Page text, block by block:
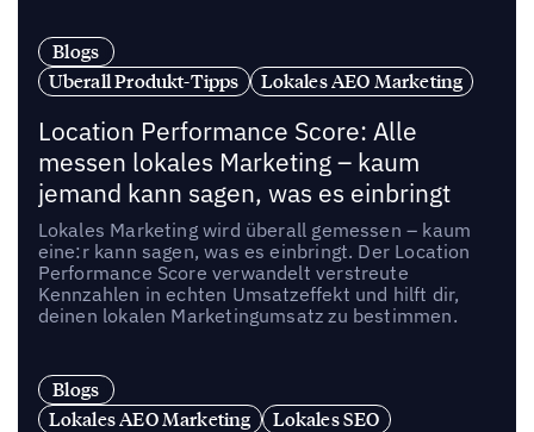
Blogs
Uberall Produkt-Tipps
Lokales AEO Marketing
Location Performance Score: Alle
messen lokales Marketing – kaum
jemand kann sagen, was es einbringt
Lokales Marketing wird überall gemessen – kaum
eine:r kann sagen, was es einbringt. Der Location
Performance Score verwandelt verstreute
Kennzahlen in echten Umsatzeffekt und hilft dir,
deinen lokalen Marketingumsatz zu bestimmen.
Blogs
Lokales AEO Marketing
Lokales SEO